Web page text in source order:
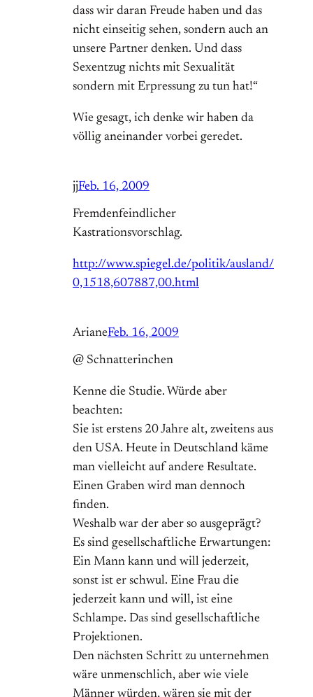
dass wir daran Freude haben und das
nicht einseitig sehen, sondern auch an
unsere Partner denken. Und dass
Sexentzug nichts mit Sexualität
sondern mit Erpressung zu tun hat!“
Wie gesagt, ich denke wir haben da
völlig aneinander vorbei geredet.
jjFeb. 16, 2009
Fremdenfeindlicher
Kastrationsvorschlag.
http://www.spiegel.de/politik/ausland/
0,1518,607887,00.html
ArianeFeb. 16, 2009
@ Schnatterinchen
Kenne die Studie. Würde aber
beachten:
Sie ist erstens 20 Jahre alt, zweitens aus
den USA. Heute in Deutschland käme
man vielleicht auf andere Resultate.
Einen Graben wird man dennoch
finden.
Weshalb war der aber so ausgeprägt?
Es sind gesellschaftliche Erwartungen:
Ein Mann kann und will jederzeit,
sonst ist er schwul. Eine Frau die
jederzeit kann und will, ist eine
Schlampe. Das sind gesellschaftliche
Projektionen.
Den nächsten Schritt zu unternehmen
wäre unmenschlich, aber wie viele
Männer würden, wären sie mit der